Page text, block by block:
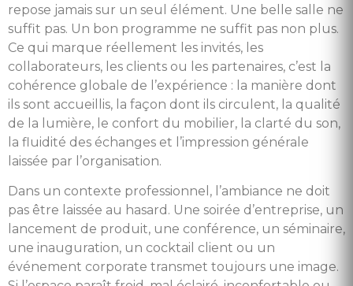
repose jamais sur un seul élément. Une belle salle ne
suffit pas. Un bon programme ne suffit pas non plus.
Ce qui marque réellement les invités, les
collaborateurs, les clients ou les partenaires, c’est la
cohérence globale de l’expérience : la manière dont
ils sont accueillis, la façon dont ils circulent, la qualité
de la lumière, le confort du mobilier, la clarté du son,
la fluidité des échanges et l’impression générale
laissée par l’organisation.
Dans un contexte professionnel, l’ambiance ne doit
pas être laissée au hasard. Une soirée d’entreprise, un
lancement de produit, une conférence, un séminaire,
une inauguration, un cocktail client ou un
événement corporate transmet toujours une image.